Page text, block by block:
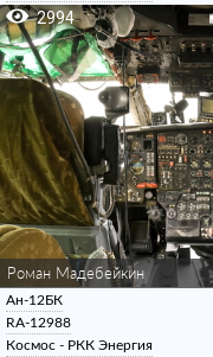
2994
Роман Мадебейкин
Ан-12БК
RA-12988
Космос - РКК Энергия